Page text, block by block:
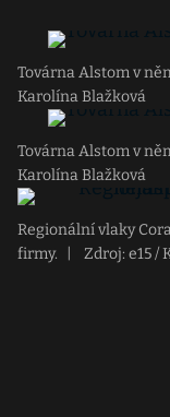
Továrna Alstom v
Karolína Blažková
Továrna Alstom v
Karolína Blažková
Regionální vlaky
firmy.
Zdroj: e15 /